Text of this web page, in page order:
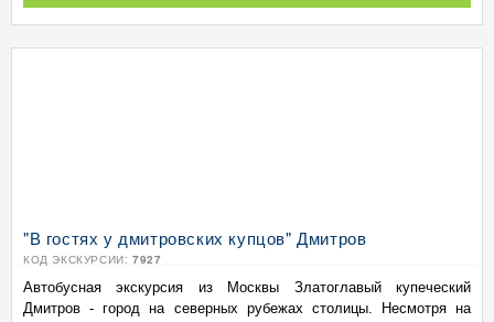
"В гостях у дмитровских купцов" Дмитров
КОД ЭКСКУРСИИ: 7927
Автобусная экскурсия из Москвы Златоглавый купеческий
Дмитров - город на северных рубежах столицы. Несмотря на